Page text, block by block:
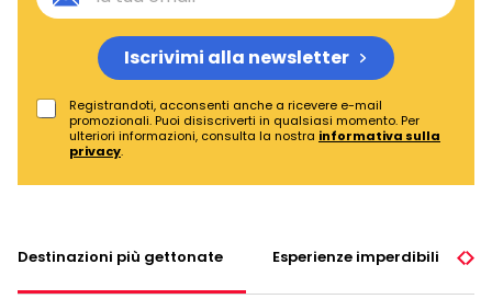
a
P
r
a
p
l
Registrandoti, acconsenti anche a ricevere e-mail
promozionali. Puoi disiscriverti in qualsiasi momento. Per
ulteriori informazioni, consulta la nostra informativa sulla
privacy.
Iscrivimi alla newsletter
Destinazioni più gettonate Esperienze imperdibili